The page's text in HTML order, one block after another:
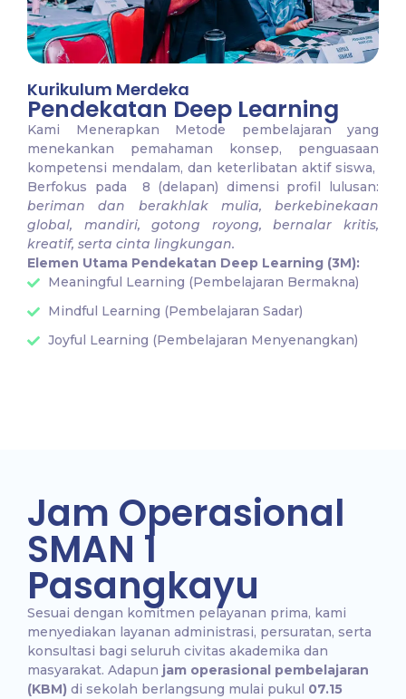
Kurikulum Merdeka
Pendekatan Deep Learning
Kami Menerapkan Metode pembelajaran yang
menekankan pemahaman konsep, penguasaan
kompetensi mendalam, dan keterlibatan aktif siswa,
Berfokus pada 8 (delapan) dimensi profil lulusan:
beriman dan berakhlak mulia, berkebinekaan
global, mandiri, gotong royong, bernalar kritis,
kreatif, serta cinta lingkungan.
Elemen Utama Pendekatan Deep Learning (3M):
Meaningful Learning (Pembelajaran Bermakna)
Mindful Learning (Pembelajaran Sadar)
Joyful Learning (Pembelajaran Menyenangkan)
Jam Operasional
SMAN 1
Pasangkayu
Sesuai dengan komitmen pelayanan prima, kami
menyediakan layanan administrasi, persuratan, serta
konsultasi bagi seluruh civitas akademika dan
masyarakat. Adapun jam operasional pembelajaran
(KBM) di sekolah berlangsung mulai pukul 07.15